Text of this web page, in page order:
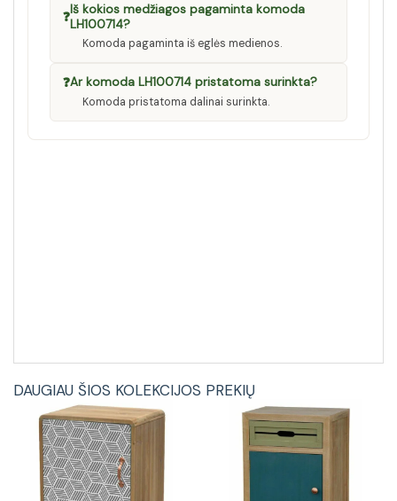
❓Iš kokios medžiagos pagaminta komoda
LH100714?
Komoda pagaminta iš eglės medienos.
❓Ar komoda LH100714 pristatoma surinkta?
Komoda pristatoma dalinai surinkta.
DAUGIAU ŠIOS KOLEKCIJOS PREKIŲ